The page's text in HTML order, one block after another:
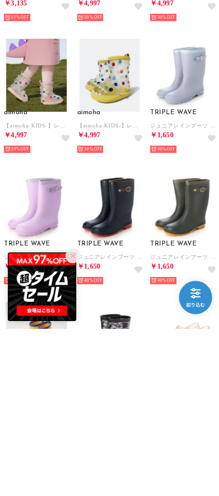
￥3,135
50%
￥4,997
30%
￥4,997
30%
aimoha
￥4,997
30%
aimoha
￥4,997
30%
TRIPLE WAVE
￥1,650
40%
TRIPLE WAVE
ジュニアレインブーツ TW-5000
￥1,650
40%
TRIPLE WAVE
￥1,650
40%
TRIPLE WAVE
￥1,650
40%